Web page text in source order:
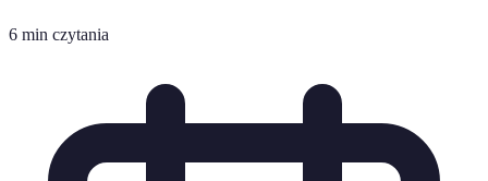
6 min czytania